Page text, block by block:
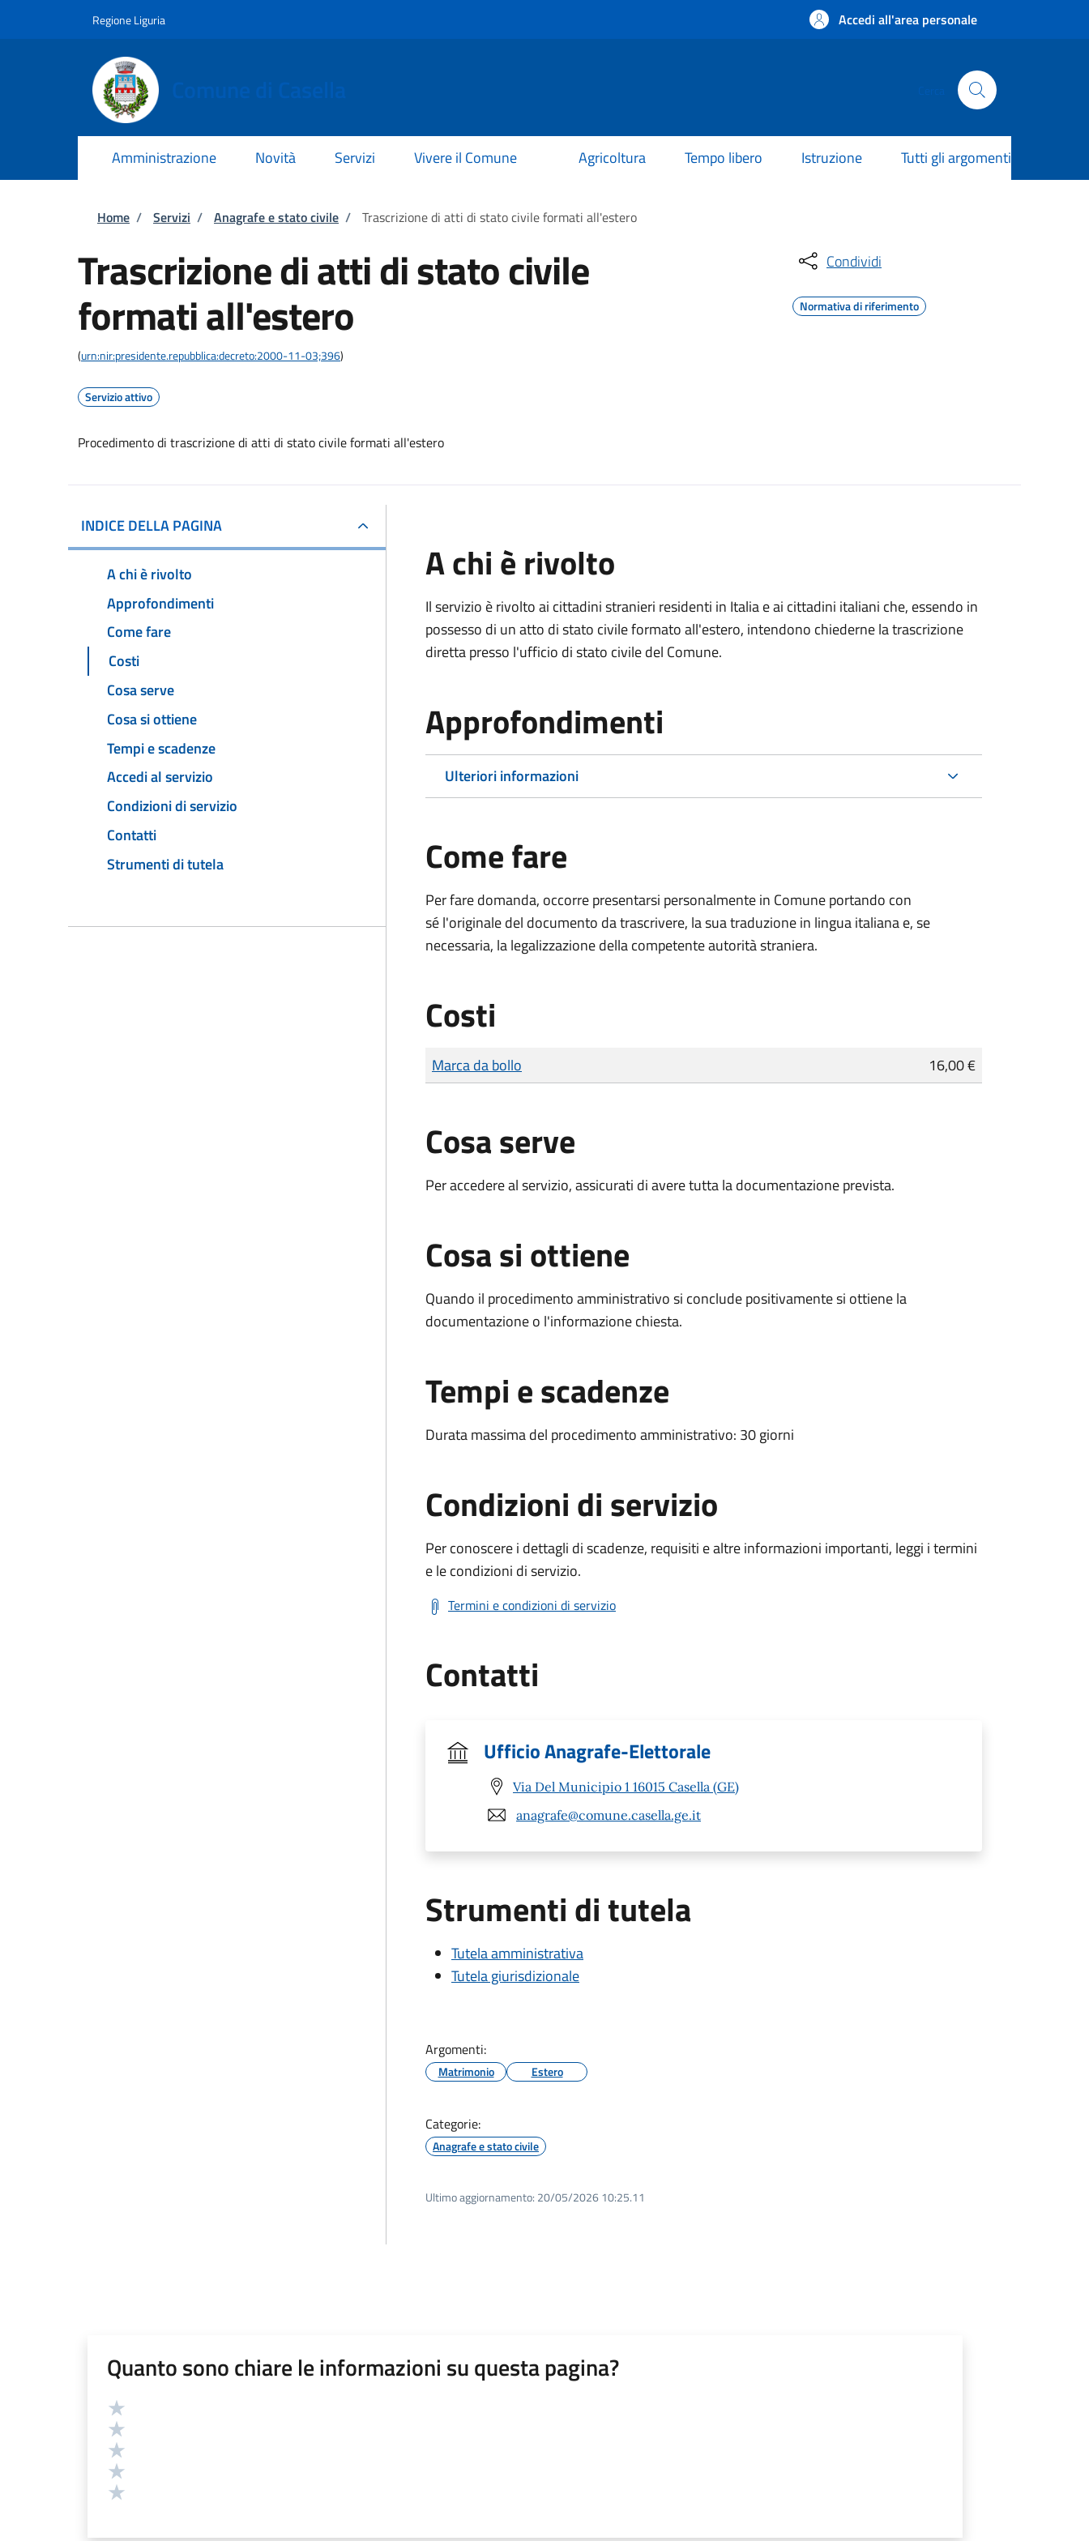
Regione Liguria Accedi all'area personale
Amministrazione Novità Servizi Vivere il Comune Agricoltura Tempo libero Istruzione Tutti gli argomenti
Briciole di pane
Home / Servizi / Anagrafe e stato civile / Trascrizione di atti di stato civile formati all'estero
Trascrizione di atti di stato civile
formati all'estero
(urn:nir:presidente.repubblica:decreto:2000-11-03;396)
Servizio attivo
Procedimento di trascrizione di atti di stato civile formati all'estero
Condividi
Normativa di riferimento
INDICE DELLA PAGINA
A chi è rivolto
Approfondimenti
Come fare
Costi
Cosa serve
Cosa si ottiene
Tempi e scadenze
Accedi al servizio
Condizioni di servizio
Contatti
Strumenti di tutela
A chi è rivolto
Il servizio è rivolto ai cittadini stranieri residenti in Italia e ai cittadini italiani che, essendo in
possesso di un atto di stato civile formato all'estero, intendono chiederne la trascrizione
diretta presso l'ufficio di stato civile del Comune.
Approfondimenti
Ulteriori informazioni
Come fare
Per fare domanda, occorre presentarsi personalmente in Comune portando con
sé l'originale del documento da trascrivere, la sua traduzione in lingua italiana e, se
necessaria, la legalizzazione della competente autorità straniera.
Costi
Tipo di pagamento
Importo
Marca da bollo 16,00 €
Cosa serve
Per accedere al servizio, assicurati di avere tutta la documentazione prevista.
Cosa si ottiene
Quando il procedimento amministrativo si conclude positivamente si ottiene la
documentazione o l'informazione chiesta.
Tempi e scadenze
Durata massima del procedimento amministrativo: 30 giorni
Condizioni di servizio
Per conoscere i dettagli di scadenze, requisiti e altre informazioni importanti, leggi i termini
e le condizioni di servizio.
Termini e condizioni di servizio
Contatti
Ufficio Anagrafe-Elettorale
Via Del Municipio 1 16015 Casella (GE)
anagrafe@comune.casella.ge.it
Strumenti di tutela
Tutela amministrativa
Tutela giurisdizionale
Argomenti:
Matrimonio Estero
Categorie:
Anagrafe e stato civile
Ultimo aggiornamento: 20/05/2026 10:25.11
Quanto sono chiare le informazioni su questa pagina?
Valutazione